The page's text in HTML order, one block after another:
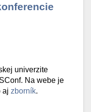
univerzite
Na webe je
aj zborník.